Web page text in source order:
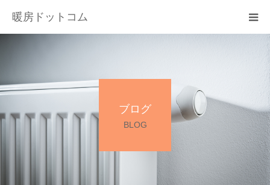
暖房ドットコム
ブログ
BLOG
サービス一覧
その他サービス